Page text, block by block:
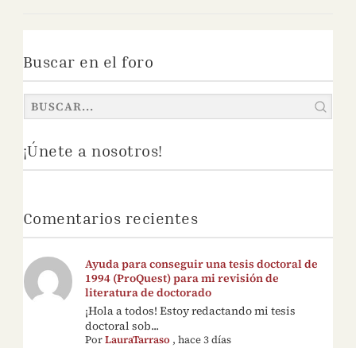
Buscar en el foro
¡Únete a nosotros!
Comentarios recientes
Ayuda para conseguir una tesis doctoral de
1994 (ProQuest) para mi revisión de
literatura de doctorado
¡Hola a todos! Estoy redactando mi tesis
doctoral sob...
PorLauraTarraso ,hace 3 días